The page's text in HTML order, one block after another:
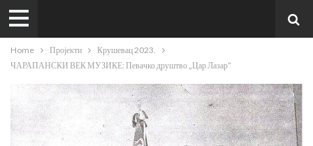
Home Пројекти
Крушевац 2023.
ЧАРАПАНСКИ ВЕК МУЗИКЕ: Певачко друштво „Цар Лазар“